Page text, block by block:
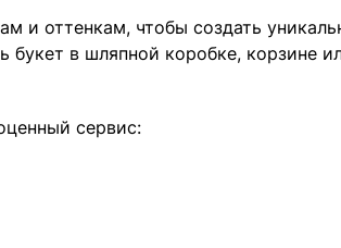
и оттенкам, чтобы создать
в шляпной коробке, корзине
сервис: